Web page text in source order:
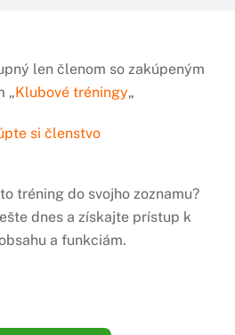
len členom so zakúpeným
„Klubové tréningy„
si členstvo
tréning do svojho zoznamu?
ešte dnes a získajte prístup k
a funkciám.